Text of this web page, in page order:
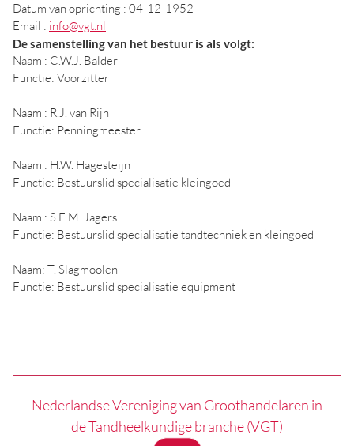
Datum van oprichting : 04-12-1952
Email : info@vgt.nl
De samenstelling van het bestuur is als volgt:
Naam : C.W.J. Balder
Functie: Voorzitter
Naam : R.J. van Rijn
Functie: Penningmeester
Naam : H.W. Hagesteijn
Functie: Bestuurslid specialisatie kleingoed
Naam : S.E.M. Jägers
Functie: Bestuurslid specialisatie tandtechniek en kleingoed
Naam: T. Slagmoolen
Functie: Bestuurslid specialisatie equipment
Nederlandse Vereniging van Groothandelaren in
de Tandheelkundige branche (VGT)